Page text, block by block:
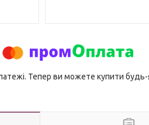
Тепер ви можете купити